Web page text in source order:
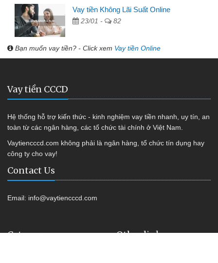
Vay tiền Không Lãi Suất Online
23/01 - 82
Bạn muốn vay tiền? - Click xem Vay tiền Online
Vay tiền CCCD
Hệ thống hỗ trợ kiến thức - kinh nghiệm vay tiền nhanh, uy tín, an
toàn từ các ngân hàng, các tổ chức tài chính ở Việt Nam.
Vaytiencccd.com không phải là ngân hàng, tổ chức tín dụng hay
công ty cho vay!
Contact Us
Email: info@vaytiencccd.com
Category Other link